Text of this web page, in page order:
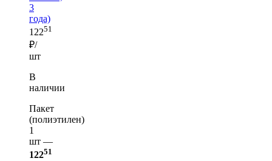
3
года)
12251
₽/
шт
В
наличии
Пакет
(полиэтилен)
1
шт —
12251